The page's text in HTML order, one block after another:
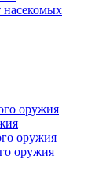
насекомых
оружия
оружия
оружия